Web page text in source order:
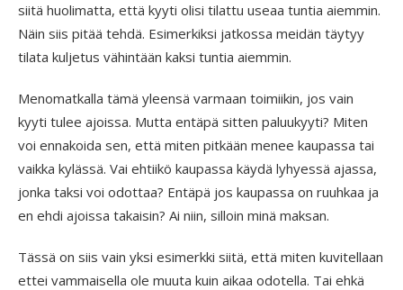
siitä huolimatta, että kyyti olisi tilattu useaa tuntia aiemmin.
Näin siis pitää tehdä. Esimerkiksi jatkossa meidän täytyy
tilata kuljetus vähintään kaksi tuntia aiemmin.
Menomatkalla tämä yleensä varmaan toimiikin, jos vain
kyyti tulee ajoissa. Mutta entäpä sitten paluukyyti? Miten
voi ennakoida sen, että miten pitkään menee kaupassa tai
vaikka kylässä. Vai ehtiikö kaupassa käydä lyhyessä ajassa,
jonka taksi voi odottaa? Entäpä jos kaupassa on ruuhkaa ja
en ehdi ajoissa takaisin? Ai niin, silloin minä maksan.
Tässä on siis vain yksi esimerkki siitä, että miten kuvitellaan
ettei vammaisella ole muuta kuin aikaa odotella. Tai ehkä